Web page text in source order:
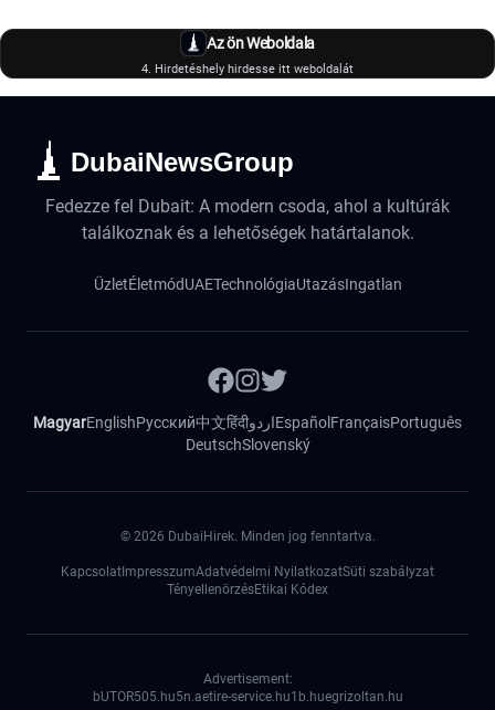
Az ön Weboldala
4. Hirdetéshely hirdesse itt weboldalát
DubaiNewsGroup
Fedezze fel Dubait: A modern csoda, ahol a kultúrák
találkoznak és a lehetőségek határtalanok.
ÜzletÉletmódUAETechnológiaUtazásIngatlan
MagyarEnglishРусский中文हिंदीاردوEspañol FrançaisPortuguês
DeutschSlovenský
© 2026 DubaiHirek. Minden jog fenntartva.
Kapcsolat ImpresszumAdatvédelmi NyilatkozatSüti szabályzat
TényellenörzésEtikai Kódex
Advertisement:
bUTOR505.hu5n.aetire-service.hu1b.huegrizoltan.hu